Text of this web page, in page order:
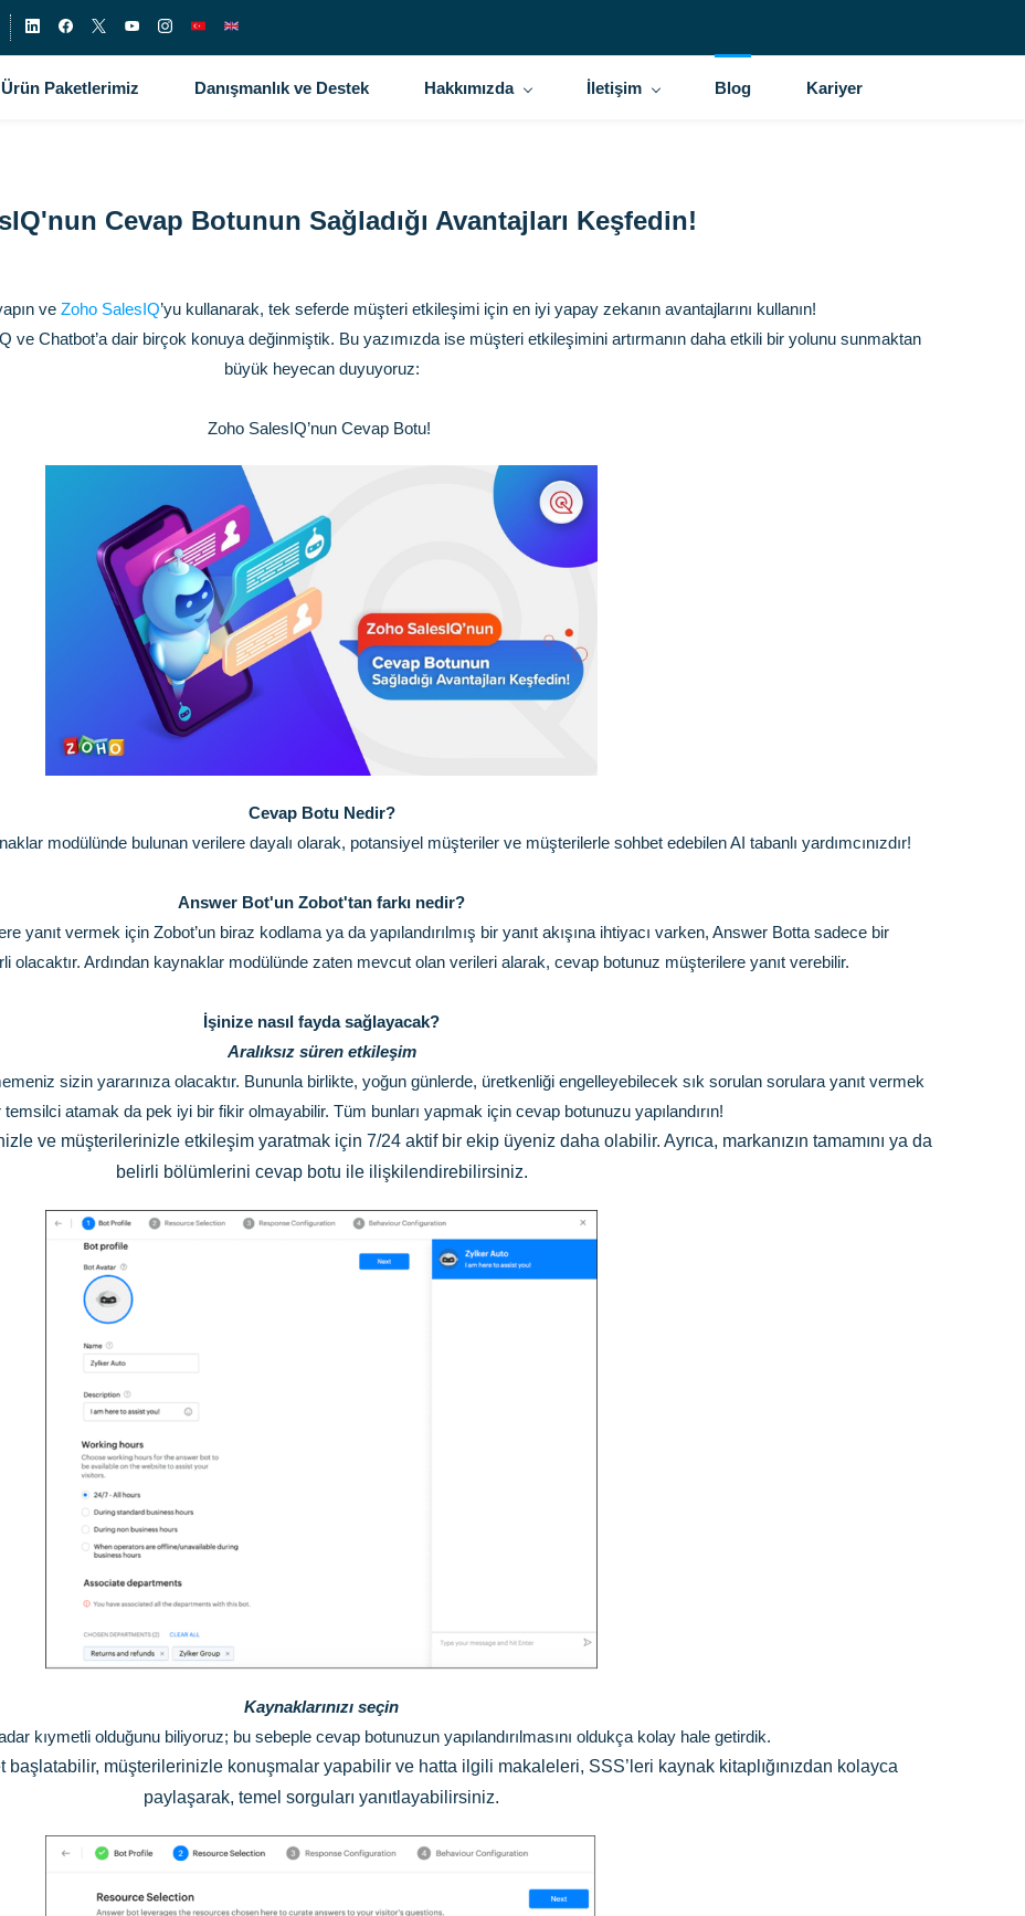
Ürün Paketlerimiz Danışmanlık ve Destek Hakkımızda İletişim Blog Kariyer
Cevap Botunun Sağladığı Avantajları Keşfedin!
ve Zoho SalesIQ’yu kullanarak, tek seferde müşteri etkileşimi için en iyi yapay zekanın avantajlarını kullanın!
ve Chatbot’a dair birçok konuya değinmiştik. Bu yazımızda ise müşteri etkileşimini artırmanın daha etkili bir yolunu sunmaktan
büyük heyecan duyuyoruz:
Zoho SalesIQ’nun Cevap Botu!
Cevap Botu Nedir?
modülünde bulunan verilere dayalı olarak, potansiyel müşteriler ve müşterilerle sohbet edebilen AI tabanlı yardımcınızdır!
Answer Bot'un Zobot'tan farkı nedir?
yanıt vermek için Zobot’un biraz kodlama ya da yapılandırılmış bir yanıt akışına ihtiyacı varken, Answer Botta sadece bir
olacaktır. Ardından kaynaklar modülünde zaten mevcut olan verileri alarak, cevap botunuz müşterilere yanıt verebilir.
İşinize nasıl fayda sağlayacak?
Aralıksız süren etkileşim
sizin yararınıza olacaktır. Bununla birlikte, yoğun günlerde, üretkenliği engelleyebilecek sık sorulan sorulara yanıt vermek
temsilci atamak da pek iyi bir fikir olmayabilir. Tüm bunları yapmak için cevap botunuzu yapılandırın!
ve müşterilerinizle etkileşim yaratmak için 7/24 aktif bir ekip üyeniz daha olabilir. Ayrıca, markanızın tamamını ya da
belirli bölümlerini cevap botu ile ilişkilendirebilirsiniz.
Kaynaklarınızı seçin
kıymetli olduğunu biliyoruz; bu sebeple cevap botunuzun yapılandırılmasını oldukça kolay hale getirdik.
müşterilerinizle konuşmalar yapabilir ve hatta ilgili makaleleri, SSS’leri kaynak kitaplığınızdan kolayca
paylaşarak, temel sorguları yanıtlayabilirsiniz.